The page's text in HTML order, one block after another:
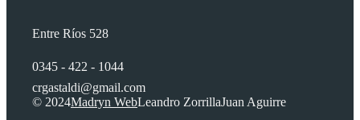
Entre Ríos 528
0345 - 422 - 1044
crgastaldi@gmail.com
© 2024Madryn WebLeandro ZorrillaJuan Aguirre